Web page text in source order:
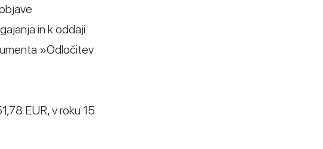
in k oddaji
»Odločitev
EUR, v roku 15